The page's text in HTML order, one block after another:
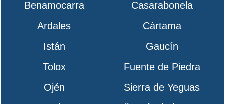
Benamocarra
Casarabonela
Ardales
Cártama
Istán
Gaucín
Tolox
Fuente de Piedra
Ojén
Sierra de Yeguas